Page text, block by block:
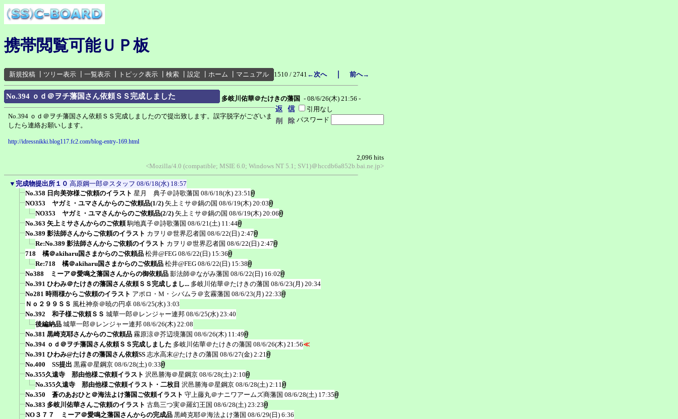
携帯閲覧可能ＵＰ板
新規投稿 ツリー表示 一覧表示 トピック表示 検索 設定 ホーム マニュアル 1510 / 2741 ←次へ｜ 前へ→
No.394 ｏｄ＠ヲチ藩国さん依頼ＳＳ完成しました 多岐川佑華＠たけきの藩国 - 08/6/26(木) 21:56 -
引用なし
パスワード
No.394 ｏｄ＠ヲチ藩国さん依頼ＳＳ完成しましたので提出致します。誤字脱字がございま
したら連絡お願いします。
http://idressnikki.blog117.fc2.com/blog-entry-169.html
2,096 hits
<Mozilla/4.0 (compatible; MSIE 6.0; Windows NT 5.1; SV1)＠hccdb6a852b.bai.ne.jp>
▼ 完成物提出所１０ 高原鋼一郎＠スタッフ 08/6/18(水) 18:57
No.358 日向美弥様ご依頼のイラスト 星月 典子＠詩歌藩国 08/6/18(水) 23:51
NO353 ヤガミ・ユマさんからのご依頼品(1/2) 矢上ミサ＠鍋の国 08/6/19(木) 20:03
NO353 ヤガミ・ユマさんからのご依頼品(2/2) 矢上ミサ＠鍋の国 08/6/19(木) 20:06
No.363 矢上ミサさんからのご依頼 駒地真子＠詩歌藩国 08/6/21(土) 11:44
No.389 影法師さんからご依頼のイラスト カヲリ＠世界忍者国 08/6/22(日) 2:47
Re:No.389 影法師さんからご依頼のイラスト カヲリ＠世界忍者国 08/6/22(日) 2:47
718 橘＠akiharu国さまからのご依頼品 松井@FEG 08/6/22(日) 15:36
Re:718 橘＠akiharu国さまからのご依頼品 松井@FEG 08/6/22(日) 15:38
No388 ミーア＠愛鳴之藩国さんからの御依頼品 影法師＠ながみ藩国 08/6/22(日) 16:02
No.391 ひわみ＠たけきの藩国さん依頼ＳＳ完成しまし... 多岐川佑華＠たけきの藩国 08/6/23(月) 20:34
No281 時雨様からご依頼のイラスト アポロ・M・シバムラ＠玄霧藩国 08/6/23(月) 22:33
Ｎｏ２９９ＳＳ 風杜神奈＠暁の円卓 08/6/25(水) 3:03
No.392 和子様ご依頼ＳＳ 城華一郎＠レンジャー連邦 08/6/25(水) 23:40
後編納品 城華一郎＠レンジャー連邦 08/6/26(木) 22:08
No.381 黒崎克耶さんからのご依頼品 霧原涼＠芥辺境藩国 08/6/26(木) 11:49
No.394 ｏｄ＠ヲチ藩国さん依頼ＳＳ完成しました 多岐川佑華＠たけきの藩国 08/6/26(木) 21:56≪
No.391 ひわみ@たけきの藩国さん依頼SS 志水高末@たけきの藩国 08/6/27(金) 2:21
No.400 SS提出 黒霧＠星鋼京 08/6/28(土) 0:33
No.355久遠寺 那由他様ご依頼イラスト 沢邑勝海＠星鋼京 08/6/28(土) 2:10
No.355久遠寺 那由他様ご依頼イラスト・二枚目 沢邑勝海＠星鋼京 08/6/28(土) 2:11
No.350 蒼のあおひと＠海法よけ藩国ご依頼イラスト 守上藤丸＠ナニワアームズ商藩国 08/6/28(土) 17:35
No.383 多岐川佑華さんご依頼のイラスト 古島三つ実＠羅幻王国 08/6/28(土) 23:23
NO３７７ ミーア＠愛鳴之藩国さんからの完成品 黒崎克耶＠海法よけ藩国 08/6/29(日) 6:36